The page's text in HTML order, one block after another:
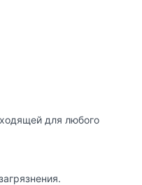
для любого